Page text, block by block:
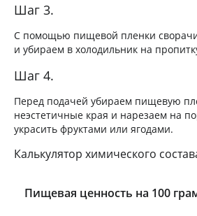
Шаг 3.
С помощью пищевой пленки
и убираем в холодильник на
Шаг 4.
Перед подачей убираем пищевую
неэстетичные края и нарезаем на
украсить фруктами или ягодами.
Калькулятор химического
Пищевая ценность на 100